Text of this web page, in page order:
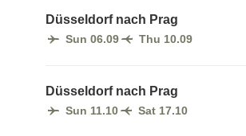
Düsseldorf nach Prag
Sun 06.09 Thu 10.09
Düsseldorf nach Prag
Sun 11.10 Sat 17.10